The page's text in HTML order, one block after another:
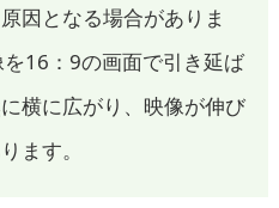
因となる場合がありま
16：9の画面で引き延ば
横に広がり、映像が伸び
ます。